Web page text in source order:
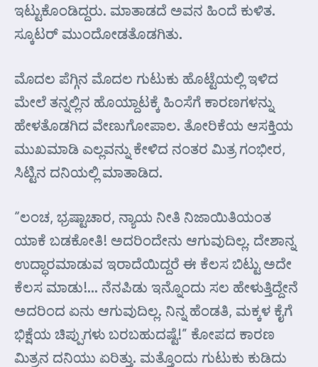
ಇಟ್ಟುಕೊಂಡಿದ್ದರು. ಮಾತಾಡದೆ ಅವನ ಹಿಂದೆ ಕುಳಿತ.
ಸ್ಕೂಟರ್ ಮುಂದೋಡತೊಡಗಿತು.
ಮೊದಲ ಪೆಗ್ಗಿನ ಮೊದಲ ಗುಟುಕು ಹೊಟ್ಟೆಯಲ್ಲಿ ಇಳಿದ
ಮೇಲೆ ತನ್ನಲ್ಲಿನ ಹೊಯ್ದಾಟಕ್ಕೆ ಹಿಂಸೆಗೆ ಕಾರಣಗಳನ್ನು
ಹೇಳತೊಡಗಿದ ವೇಣುಗೋಪಾಲ. ತೋರಿಕೆಯ ಆಸಕ್ತಿಯ
ಮುಖಮಾಡಿ ಎಲ್ಲವನ್ನು ಕೇಳಿದ ನಂತರ ಮಿತ್ರ ಗಂಭೀರ,
ಸಿಟ್ಟಿನ ದನಿಯಲ್ಲಿ ಮಾತಾಡಿದ.
“ಲಂಚ, ಭ್ರಷ್ಟಾಚಾರ, ನ್ಯಾಯ ನೀತಿ ನಿಜಾಯಿತಿಯಂತ
ಯಾಕೆ ಬಡಕೋತಿ! ಅದರಿಂದೇನು ಆಗುವುದಿಲ್ಲ. ದೇಶಾನ್ನ
ಉದ್ಧಾರಮಾಡುವ ಇರಾದೆಯಿದ್ದರೆ ಈ ಕೆಲಸ ಬಿಟ್ಟು ಅದೇ
ಕೆಲಸ ಮಾಡು!… ನೆನಪಿಡು ಇನ್ನೊಂದು ಸಲ ಹೇಳುತ್ತಿದ್ದೇನೆ
ಅದರಿಂದ ಏನು ಆಗುವುದಿಲ್ಲ. ನಿನ್ನ ಹೆಂಡತಿ, ಮಕ್ಕಳ ಕೈಗೆ
ಭಿಕ್ಷೆಯ ಚಿಪ್ಪುಗಳು ಬರಬಹುದಷ್ಟೆ!” ಕೋಪದ ಕಾರಣ
ಮಿತ್ರನ ದನಿಯು ಏರಿತ್ತು. ಮತ್ತೊಂದು ಗುಟುಕು ಕುಡಿದು